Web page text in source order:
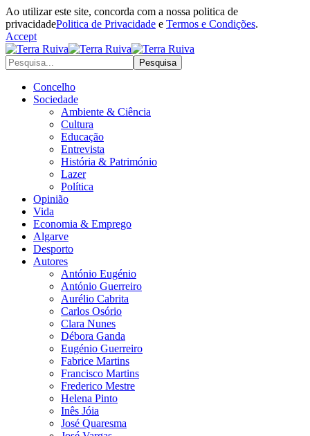
Ao utilizar este site, concorda com a nossa politica de
privacidadePolitica de Privacidade e Termos e Condições.
Accept
Concelho
Sociedade
Ambiente & Ciência
Cultura
Educação
Entrevista
História & Património
Lazer
Política
Opinião
Vida
Economia & Emprego
Algarve
Desporto
Autores
António Eugénio
António Guerreiro
Aurélio Cabrita
Carlos Osório
Clara Nunes
Débora Ganda
Eugénio Guerreiro
Fabrice Martins
Francisco Martins
Frederico Mestre
Helena Pinto
Inês Jóia
José Quaresma